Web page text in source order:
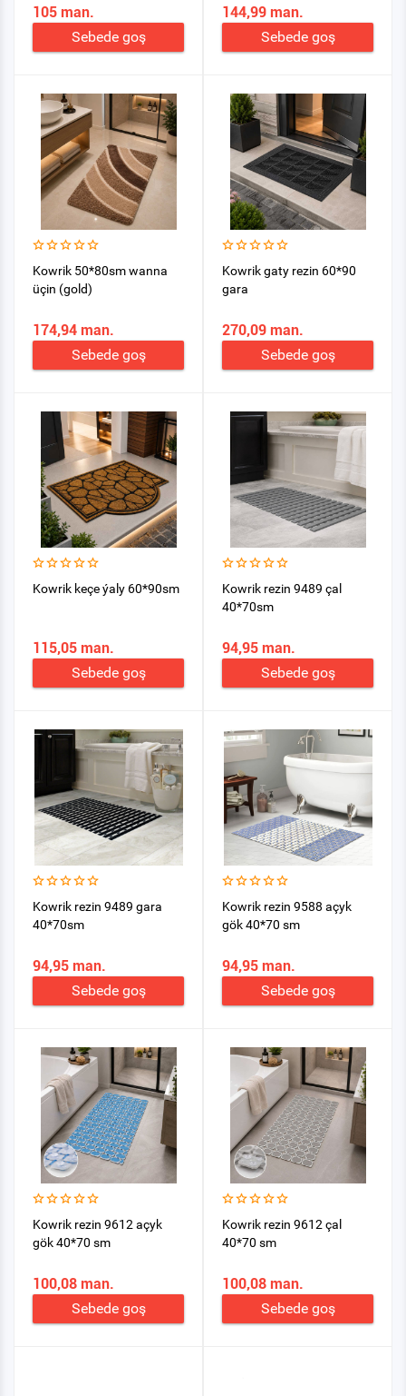
105 man.
Sebede goş
144,99 man.
Sebede goş
Kowrik 50*80sm wanna
üçin (gold)
174,94 man.
Sebede goş
Kowrik gaty rezin 60*90
gara
270,09 man.
Sebede goş
Kowrik keçe ýaly 60*90sm
115,05 man.
Sebede goş
Kowrik rezin 9489 çal
40*70sm
94,95 man.
Sebede goş
Kowrik rezin 9489 gara
40*70sm
94,95 man.
Sebede goş
Kowrik rezin 9588 açyk
gök 40*70 sm
94,95 man.
Sebede goş
Kowrik rezin 9612 açyk
gök 40*70 sm
100,08 man.
Sebede goş
Kowrik rezin 9612 çal
40*70 sm
100,08 man.
Sebede goş